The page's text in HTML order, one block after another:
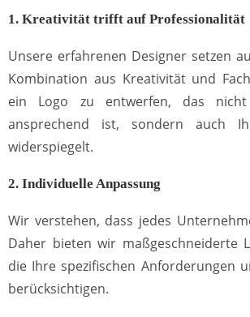
1. Kreativität trifft auf Professionalität
Unsere erfahrenen Designer setzen
Kombination aus Kreativität und
ein Logo zu entwerfen, das
ansprechend ist, sondern auch
widerspiegelt.
2. Individuelle Anpassung
Wir verstehen, dass jedes
Daher bieten wir maßgeschneiderte
die Ihre spezifischen Anforderungen
berücksichtigen.